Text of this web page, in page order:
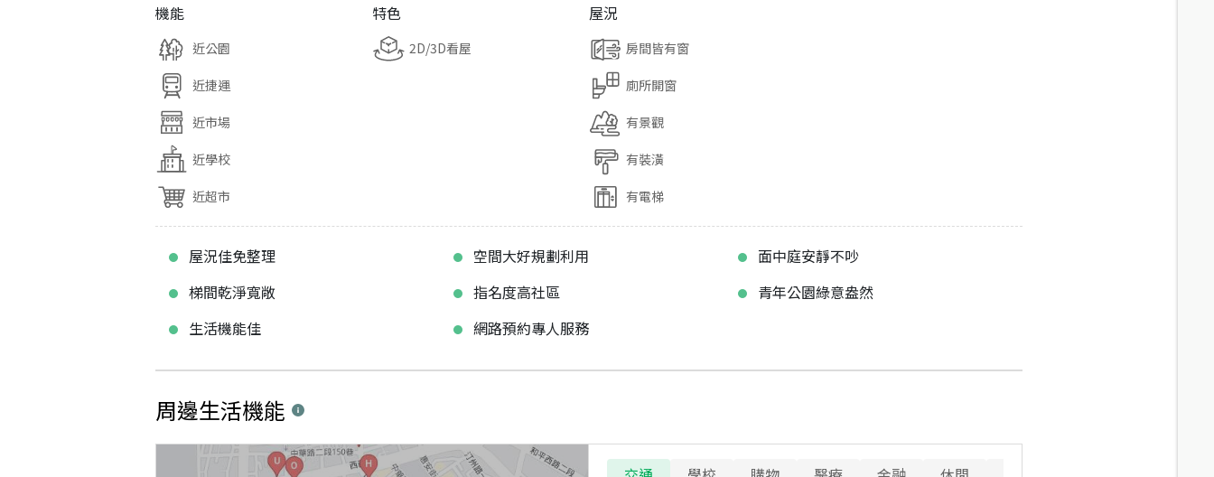
機能
近公園
近捷運
近市場
近學校
近超市
特色
2D/3D看屋
屋況
房間皆有窗
廁所開窗
有景觀
有裝潢
有電梯
屋況佳免整理 空間大好規劃利用
面中庭安靜不吵
梯間乾淨寬敞
指名度高社區
青年公園綠意盎然
生活機能佳
網路預約專人服務
周邊生活機能